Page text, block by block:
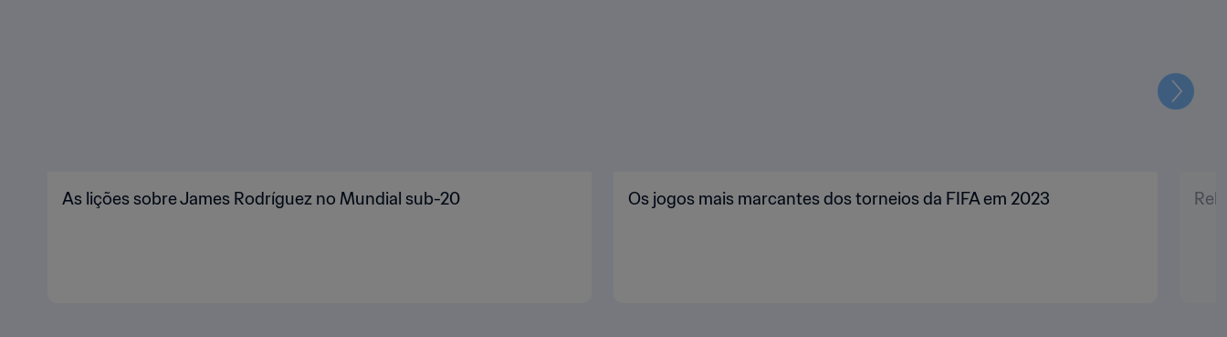
As lições sobre James Rodríguez no Mundial sub-20 Os jogos mais marcantes dos torneios da FIFA em 2023